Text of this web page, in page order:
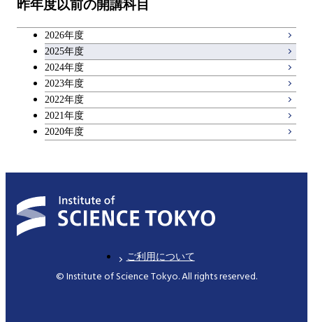
アントレプレナーシップ科目
昨年度以前の開講科目
2026年度
2025年度
2024年度
2023年度
2022年度
2021年度
2020年度
ご利用について
© Institute of Science Tokyo. All rights reserved.